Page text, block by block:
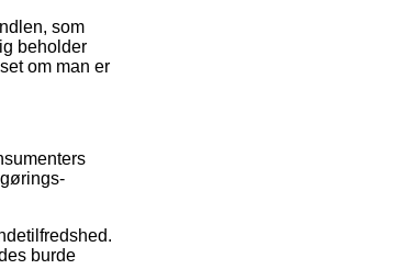
som
beholder
om man er
burde